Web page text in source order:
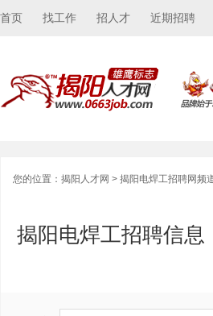
首页 找工作 招人才 近期招聘
您的位置： 揭阳人才网 > 揭阳电焊工招聘网频
揭阳电焊工招聘信息